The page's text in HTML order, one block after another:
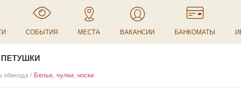
СОБЫТИЯ МЕСТА ВАКАНСИИ БАНКОМАТЫ
ПЕТУШКИ
обихода / Белье, чулки, носки